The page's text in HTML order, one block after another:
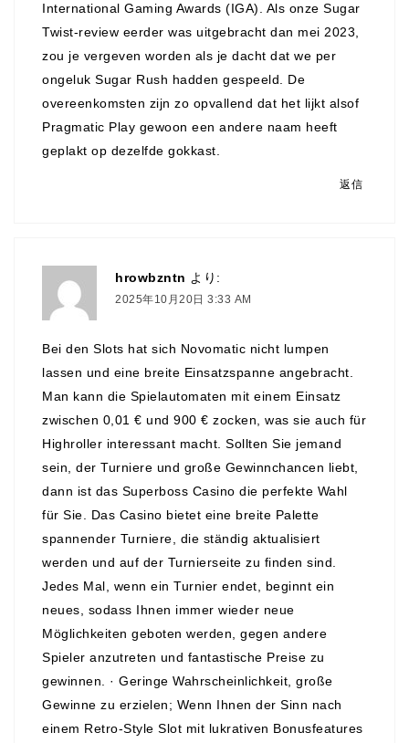
International Gaming Awards (IGA). Als onze Sugar
Twist-review eerder was uitgebracht dan mei 2023,
zou je vergeven worden als je dacht dat we per
ongeluk Sugar Rush hadden gespeeld. De
overeenkomsten zijn zo opvallend dat het lijkt alsof
Pragmatic Play gewoon een andere naam heeft
geplakt op dezelfde gokkast.
返信
hrowbzntn より:
2025年10月20日 3:33 AM
Bei den Slots hat sich Novomatic nicht lumpen
lassen und eine breite Einsatzspanne angebracht.
Man kann die Spielautomaten mit einem Einsatz
zwischen 0,01 € und 900 € zocken, was sie auch für
Highroller interessant macht. Sollten Sie jemand
sein, der Turniere und große Gewinnchancen liebt,
dann ist das Superboss Casino die perfekte Wahl
für Sie. Das Casino bietet eine breite Palette
spannender Turniere, die ständig aktualisiert
werden und auf der Turnierseite zu finden sind.
Jedes Mal, wenn ein Turnier endet, beginnt ein
neues, sodass Ihnen immer wieder neue
Möglichkeiten geboten werden, gegen andere
Spieler anzutreten und fantastische Preise zu
gewinnen. · Geringe Wahrscheinlichkeit, große
Gewinne zu erzielen; Wenn Ihnen der Sinn nach
einem Retro-Style Slot mit lukrativen Bonusfeatures